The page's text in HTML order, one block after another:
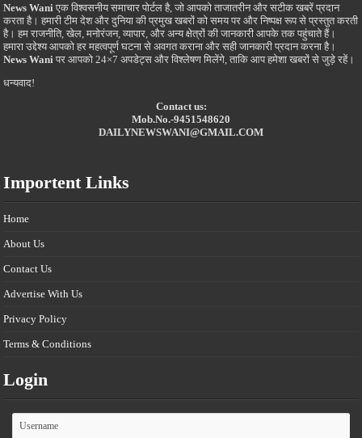
News Wani एक विश्वसनीय समाचार पोर्टल है, जो आपको ताजातरीन और सटीक खबरें प्रदान
करता है। हमारी टीम देश और दुनिया की प्रमुख खबरों को समय पर और निष्पक्ष रूप से प्रस्तुत करती
है। हम राजनीति, खेल, मनोरंजन, व्यापार, और अन्य क्षेत्रों की जानकारी आपके तक पहुंचाते हैं।
हमारा उद्देश्य आपको हर महत्वपूर्ण घटना से अवगत कराना और सही जानकारी प्रदान करना है।
News Wani पर आपको 24×7 अपडेट्स और विश्लेषण मिलेंगे, ताकि आप हमेशा खबरों से जुड़े रहें।
धन्यवाद!
Contact us:
Mob.No.-9451548620
DAILYNEWSWANI@GMAIL.COM
Importent Links
Home
About Us
Contact Us
Advertise With Us
Privacy Policy
Terms & Conditions
Login